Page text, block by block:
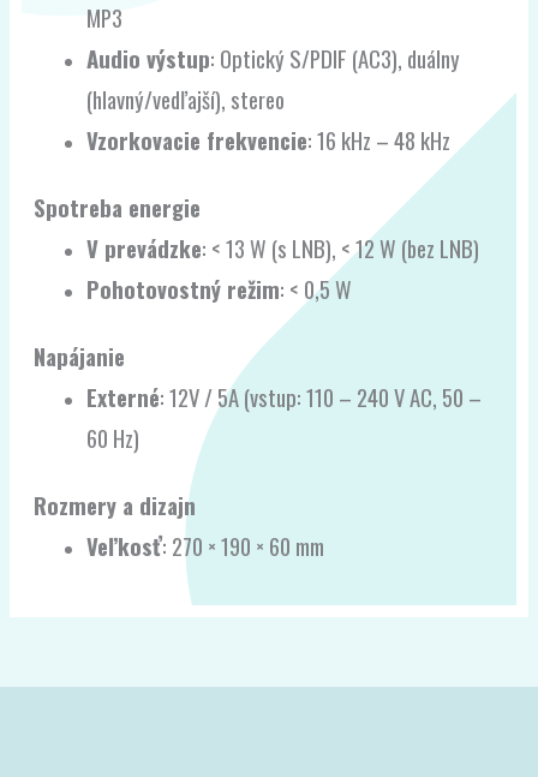
MP3
Audio výstup: Optický S/PDIF (AC3), duálny
(hlavný/vedľajší), stereo
Vzorkovacie frekvencie: 16 kHz – 48 kHz
Spotreba energie
V prevádzke: < 13 W (s LNB), < 12 W (bez LNB)
Pohotovostný režim: < 0,5 W
Napájanie
Externé: 12V / 5A (vstup: 110 – 240 V AC, 50 –
60 Hz)
Rozmery a dizajn
Veľkosť: 270 × 190 × 60 mm